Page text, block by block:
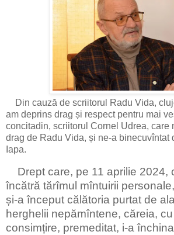
Din cauză de scriitorul Radu Vida,
am deprins drag și respect pentru mai
concitadin, scriitorul Cornel Udrea, care
drag de Radu Vida, și ne-a binecuvîntat
Iapa.
Drept care, pe 11 aprilie 2024,
încătră tărîmul mîntuirii
și-a început călătoria purtat de
herghelii nepămîntene, căreia,
consimțire, premeditat, i-a